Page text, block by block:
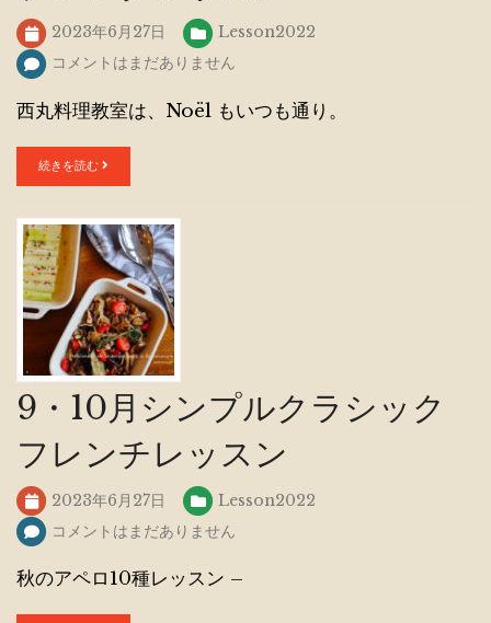
2023年6月27日
Lesson2022
コメントはまだありません
西丸料理教室は、Noël もいつも通り。
続きを読む
9・10月シンプルクラシック
フレンチレッスン
2023年6月27日
Lesson2022
コメントはまだありません
秋のアペロ10種レッスン –